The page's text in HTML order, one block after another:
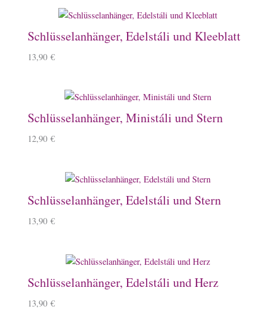
Schlüsselanhänger, Edelstáli und Kleeblatt
13,90 €
Schlüsselanhänger, Ministáli und Stern
12,90 €
Schlüsselanhänger, Edelstáli und Stern
13,90 €
Schlüsselanhänger, Edelstáli und Herz
13,90 €